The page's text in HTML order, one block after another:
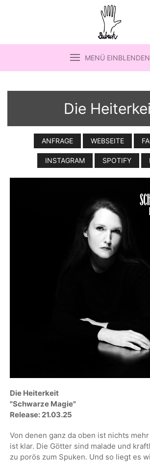
MENÜ EINBLENDEN
Die
ANFRAGE WEBSEITE
INSTAGRAM SPOTIFY
Die Heiterkeit
"Schwarze Magie"
Release: 21.03.25
Von denen ganz da oben ist nichts
ist klar. Die Götter sind malade und
zu porös zum Spuken. Und so liegt es